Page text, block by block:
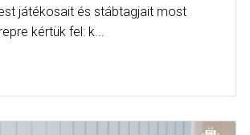
játékosait és stábtagjait most
kértük fel: k...